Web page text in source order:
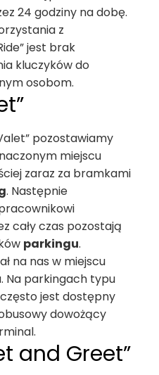
24 godziny na dobę.
z
jest brak
kluczyków do
osobom.
pozostawiamy
miejscu
zaraz za bramkami
. Następnie
cały czas pozostają
parkingu.
na nas w miejscu
Na parkingach typu
jest dostępny
dowożący
and Greet”